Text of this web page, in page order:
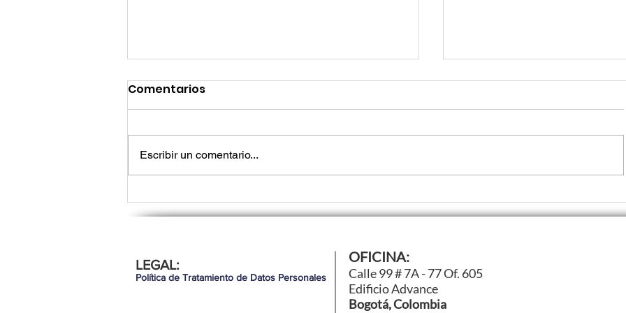
Lo que los líderes de tecnología
necesitan saber para seguir
demostrando valor en 2026
para su regreso a los
Comentarios
Escribir un comentario...
OFICINA:
Calle 99 # 7A - 77 Of. 605
Edificio Advance
Bogotá, Colombia
LEGAL:
Política de Tratamiento de Datos Personales